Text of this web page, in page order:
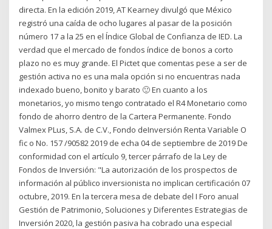
directa. En la edición 2019, AT Kearney divulgó que México
registró una caída de ocho lugares al pasar de la posición
número 17 a la 25 en el Índice Global de Confianza de IED. La
verdad que el mercado de fondos índice de bonos a corto
plazo no es muy grande. El Pictet que comentas pese a ser de
gestión activa no es una mala opción si no encuentras nada
indexado bueno, bonito y barato 🙂 En cuanto a los
monetarios, yo mismo tengo contratado el R4 Monetario como
fondo de ahorro dentro de la Cartera Permanente. Fondo
Valmex PLus, S.A. de C.V., Fondo deInversión Renta Variable O
fic o No. 157 /90582 2019 de echa 04 de septiembre de 2019 De
conformidad con el artículo 9, tercer párrafo de la Ley de
Fondos de Inversión: "La autorización de los prospectos de
información al público inversionista no implican certificación 07
octubre, 2019. En la tercera mesa de debate del I Foro anual
Gestión de Patrimonio, Soluciones y Diferentes Estrategias de
Inversión 2020, la gestión pasiva ha cobrado una especial